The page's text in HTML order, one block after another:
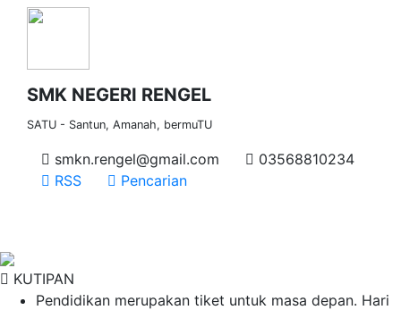
SMK NEGERI RENGEL
SATU - Santun, Amanah, bermuTU
smkn.rengel@gmail.com
03568810234
RSS
Pencarian
KUTIPAN
Pendidikan merupakan tiket untuk masa depan. Hari